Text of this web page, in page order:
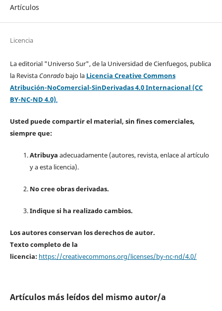
Artículos
Licencia
La editorial "Universo Sur", de la Universidad de Cienfuegos, publica
la Revista Conradobajo la Licencia Creative Commons
Atribución-NoComercial-SinDerivadas 4.0 Internacional (CC
BY-NC-ND 4.0).
Usted puede compartir el material, sin fines comerciales,
siempre que:
Atribuya adecuadamente (autores, revista, enlace al artículo
y a esta licencia).
No cree obras derivadas.
Indique si ha realizado cambios.
Los autores conservan los derechos de autor.
Texto completo de la
licencia: https://creativecommons.org/licenses/by-nc-nd/4.0/
Artículos más leídos del mismo autor/a